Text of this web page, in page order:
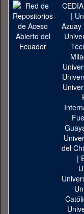
CEDIA
|
Azuay
del
|